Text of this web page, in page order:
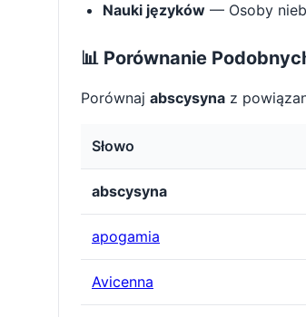
Nauki języków — Osoby
📊 Porównanie
Porównaj abscysyna z
Słowo
abscysyna
apogamia
Avicenna